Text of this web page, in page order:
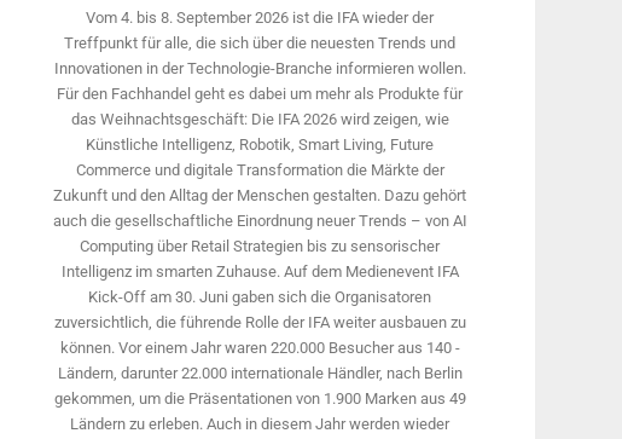
Vom 4. bis 8. September 2026 ist die IFA wieder der
Treffpunkt für alle, die sich über die neuesten Trends und
Innovationen in der Technologie-­Branche informieren wollen.
Für den Fachhandel geht es dabei um mehr als Produkte für
das Weihnachtsgeschäft: Die IFA 2026 wird ­zeigen, wie
Künstliche Intelligenz, Robotik, Smart Living, Future
Commerce und digitale Trans­formation die Märkte der
Zukunft und den Alltag der Menschen gestalten. Dazu gehört
auch die gesellschaftliche Einordnung neuer Trends – von AI
Computing über Retail Strategien bis zu sensorischer
Intelligenz im smarten Zuhause. Auf dem Medien­event IFA
Kick-Off am 30. Juni gaben sich die Organisatoren
zuversichtlich, die führende Rolle der IFA weiter ausbauen zu
können. Vor einem Jahr ­waren 220.000 Besucher aus 140 ­
Ländern, ­darunter 22.000 internationale Händler, nach Berlin
gekommen, um die Präsen­tationen von 1.900 Marken aus 49
Ländern zu erleben. Auch in diesem Jahr werden wieder